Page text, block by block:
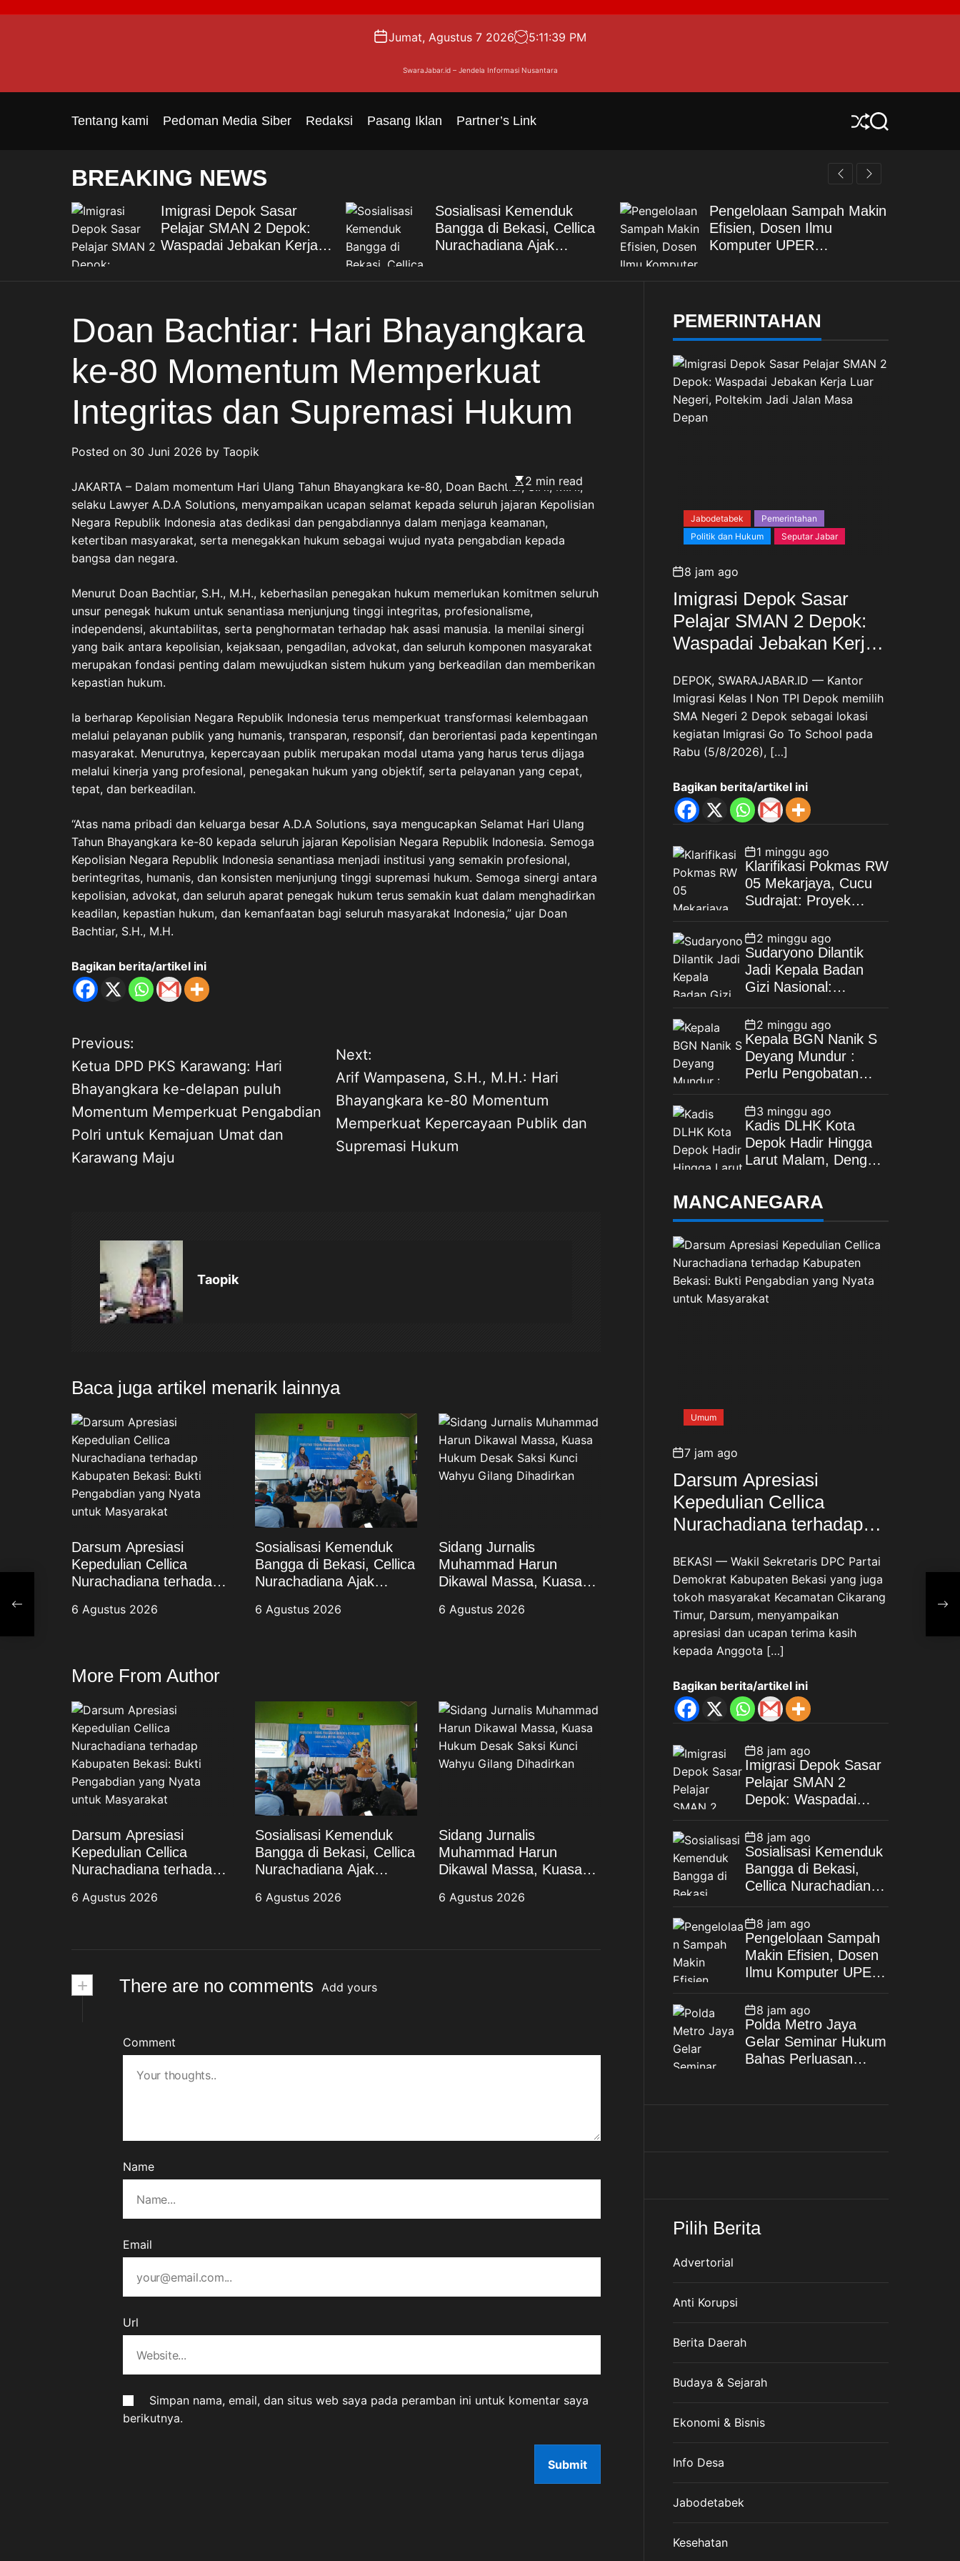
Jumat, Agustus 7 2026 5:11:39 PM
SwaraJabar.id – Jendela Informasi Nusantara
Tentang kami Pedoman Media Siber Redaksi Pasang Iklan Partner’s Link
S
e
S
r
BREAKING NEWS
Imigrasi Depok Sasar
Pelajar SMAN 2 Depok:
Waspadai Jebakan Kerja
Sosialisasi Kemenduk
Bangga di Bekasi, Cellica
Nurachadiana Ajak
Pengelolaan Sampah Makin
Efisien, Dosen Ilmu
Komputer UPER
Doan Bachtiar: Hari Bhayangkara
ke-80 Momentum Memperkuat
Integritas dan Supremasi Hukum
Posted on 30 Juni 2026 by Taopik
2 min read
JAKARTA – Dalam momentum Hari Ulang Tahun Bhayangkara ke-80, Doan Bachtiar, S.H., M.H.,
selaku Lawyer A.D.A Solutions, menyampaikan ucapan selamat kepada seluruh jajaran Kepolisian
Negara Republik Indonesia atas dedikasi dan pengabdiannya dalam menjaga keamanan,
ketertiban masyarakat, serta menegakkan hukum sebagai wujud nyata pengabdian kepada
bangsa dan negara.
Menurut Doan Bachtiar, S.H., M.H., keberhasilan penegakan hukum memerlukan komitmen seluruh
unsur penegak hukum untuk senantiasa menjunjung tinggi integritas, profesionalisme,
independensi, akuntabilitas, serta penghormatan terhadap hak asasi manusia. Ia menilai sinergi
yang baik antara kepolisian, kejaksaan, pengadilan, advokat, dan seluruh komponen masyarakat
merupakan fondasi penting dalam mewujudkan sistem hukum yang berkeadilan dan memberikan
kepastian hukum.
Ia berharap Kepolisian Negara Republik Indonesia terus memperkuat transformasi kelembagaan
melalui pelayanan publik yang humanis, transparan, responsif, dan berorientasi pada kepentingan
masyarakat. Menurutnya, kepercayaan publik merupakan modal utama yang harus terus dijaga
melalui kinerja yang profesional, penegakan hukum yang objektif, serta pelayanan yang cepat,
tepat, dan berkeadilan.
“Atas nama pribadi dan keluarga besar A.D.A Solutions, saya mengucapkan Selamat Hari Ulang
Tahun Bhayangkara ke-80 kepada seluruh jajaran Kepolisian Negara Republik Indonesia. Semoga
Kepolisian Negara Republik Indonesia senantiasa menjadi institusi yang semakin profesional,
berintegritas, humanis, dan konsisten menjunjung tinggi supremasi hukum. Semoga sinergi antara
kepolisian, advokat, dan seluruh aparat penegak hukum terus semakin kuat dalam menghadirkan
keadilan, kepastian hukum, dan kemanfaatan bagi seluruh masyarakat Indonesia,” ujar Doan
Bachtiar, S.H., M.H.
Bagikan berita/artikel ini
N
a
v
i
s
Previous:
Ketua DPD PKS Karawang: Hari
Bhayangkara ke-delapan puluh
Momentum Memperkuat Pengabdian
Polri untuk Kemajuan Umat dan
Karawang Maju
Next:
Arif Wampasena, S.H., M.H.: Hari
Bhayangkara ke-80 Momentum
Memperkuat Kepercayaan Publik dan
Supremasi Hukum
Taopik
Baca juga artikel menarik lainnya
Darsum Apresiasi
Kepedulian Cellica
Nurachadiana terhadap
Pengabdian yang Nyata
6 Agustus 2026
Sosialisasi Kemenduk
Bangga di Bekasi, Cellica
Nurachadiana Ajak
Stunting dan Wujudkan
6 Agustus 2026
Sidang Jurnalis
Muhammad Harun
Dikawal Massa, Kuasa
Kunci Wahyu Gilang
6 Agustus 2026
More From Author
Darsum Apresiasi
Kepedulian Cellica
Nurachadiana terhadap
Pengabdian yang Nyata
6 Agustus 2026
Sosialisasi Kemenduk
Bangga di Bekasi, Cellica
Nurachadiana Ajak
Stunting dan Wujudkan
6 Agustus 2026
Sidang Jurnalis
Muhammad Harun
Dikawal Massa, Kuasa
Kunci Wahyu Gilang
6 Agustus 2026
+ There are no comments Add yours
Comment
Name
Email
Url
Simpan nama, email, dan situs web saya pada peramban ini untuk komentar saya
berikutnya.
PEMERINTAHAN
Jabodetabek
Pemerintahan
Politik dan Hukum
Seputar Jabar
8 jam ago
Imigrasi Depok Sasar
Pelajar SMAN 2 Depok:
Waspadai Jebakan Kerja
Jalan Masa Depan
DEPOK, SWARAJABAR.ID — Kantor
Imigrasi Kelas I Non TPI Depok memilih
SMA Negeri 2 Depok sebagai lokasi
kegiatan Imigrasi Go To School pada
Rabu (5/8/2026), […]
Bagikan berita/artikel ini
1 minggu ago
Klarifikasi Pokmas RW
05 Mekarjaya, Cucu
Sudrajat: Proyek
Sesuai Spesifikasi
2 minggu ago
Sudaryono Dilantik
Jadi Kepala Badan
Gizi Nasional:
Konflik Kepentingan
2 minggu ago
Kepala BGN Nanik S
Deyang Mundur :
Perlu Pengobatan
Negeri
3 minggu ago
Kadis DLHK Kota
Depok Hadir Hingga
Larut Malam, Dengar
Retribusi Sampah di
MANCANEGARA
Umum
7 jam ago
Darsum Apresiasi
Kepedulian Cellica
Nurachadiana terhadap
Pengabdian yang Nyata
untuk Masyarakat
BEKASI — Wakil Sekretaris DPC Partai
Demokrat Kabupaten Bekasi yang juga
tokoh masyarakat Kecamatan Cikarang
Timur, Darsum, menyampaikan
apresiasi dan ucapan terima kasih
kepada Anggota […]
Bagikan berita/artikel ini
8 jam ago
Imigrasi Depok Sasar
Pelajar SMAN 2
Depok: Waspadai
Negeri, Poltekim Jadi
Jalan Masa Depan
8 jam ago
Sosialisasi Kemenduk
Bangga di Bekasi,
Cellica Nurachadiana
Cegah Stunting dan
Wujudkan Keluarga
Berkualitas
8 jam ago
Pengelolaan Sampah
Makin Efisien, Dosen
Ilmu Komputer UPER
8 jam ago
Polda Metro Jaya
Gelar Seminar Hukum
Bahas Perluasan
Pilih Berita
Advertorial
Anti Korupsi
Berita Daerah
Budaya & Sejarah
Ekonomi & Bisnis
Info Desa
Jabodetabek
Kesehatan